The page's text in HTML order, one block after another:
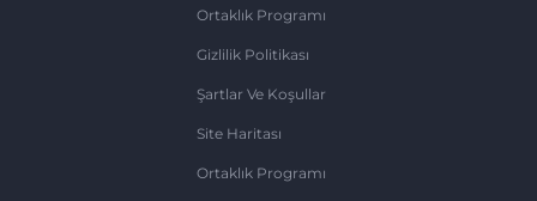
Ortaklık Programı
Gizlilik Politikası
Şartlar Ve Koşullar
Site Haritası
Ortaklık Programı